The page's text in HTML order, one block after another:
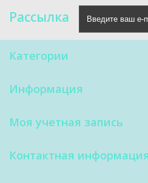
Рассылка
Категории
Информация
Моя учетная запись
Контактная информация